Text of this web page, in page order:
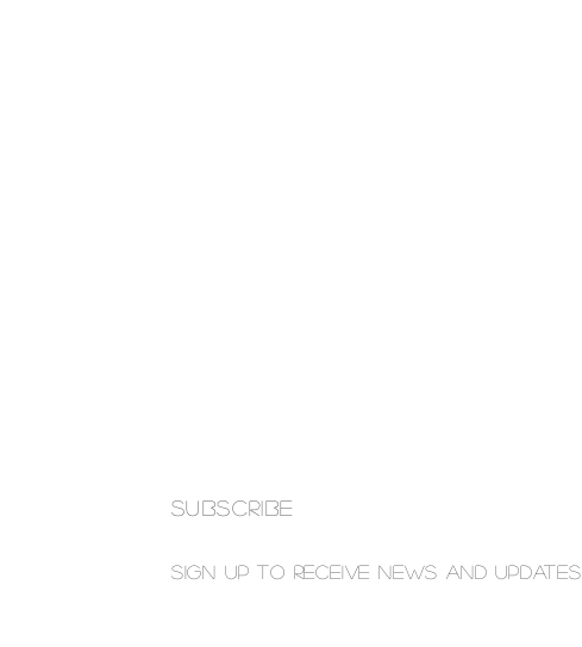
SUBSCRIBE
Sign up to receive news and updates.